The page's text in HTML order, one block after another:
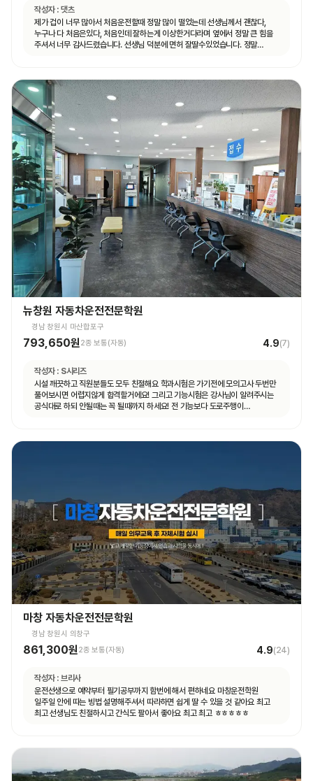
작성자 : 댓츠
제가 겁이 너무 많아서 처음운전할때 정말 많이 떨었는데 선생님께서 괜찮다,
누구나 다 처음은있다, 처음인데 잘하는게 이상한거다라며 옆에서 정말 큰 힘을
주셔서 너무 감사드렸습니다. 선생님 덕분에 면허 잘딸수있었습니다. 정말
뉴창원 자동차운전전문학원
경남 창원시 마산합포구
793,650원2종 보통(자동) 4.9(7)
작성자 : S시리즈
시설 깨끗하고 직원분들도 모두 친절해요 학과시험은 가기전에 모의고사 두번만
풀어보시면 어렵지않게 합격할거에요! 그리고 기능시험은 강사님이 알려주시는
공식대로 하되 안될때는 꼭 될때까지 하세요! 전 기능보다 도로주행이
마창 자동차운전전문학원
경남 창원시 의창구
861,300원 2종 보통(자동) 4.9(24)
작성자 : 브리사
운전선생으로 예약부터 필기공부까지 함번에 해서 편하네요 마창운전학원
일주일 안에 따는 빙법 설명해주셔서 따라하면 쉽게 딸 수 있을 것 같아요 최고
최고 선생님도 친절하시고 간식도 팔아서 좋아요 최고 최고 ㅎㅎㅎㅎㅎ